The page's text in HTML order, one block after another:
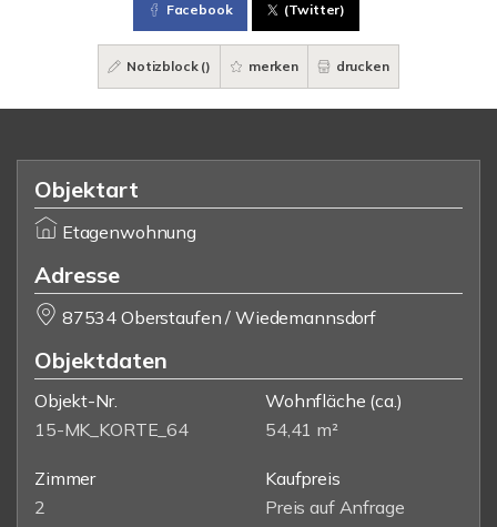
Facebook (Twitter)
Notizblock () merken drucken
Objektart
Etagenwohnung
Adresse
87534 Oberstaufen / Wiedemannsdorf
Objektdaten
Objekt-Nr.
15-MK_KORTE_64
Wohnfläche (ca.)
54,41 m²
Zimmer
2
Kaufpreis
Preis auf Anfrage